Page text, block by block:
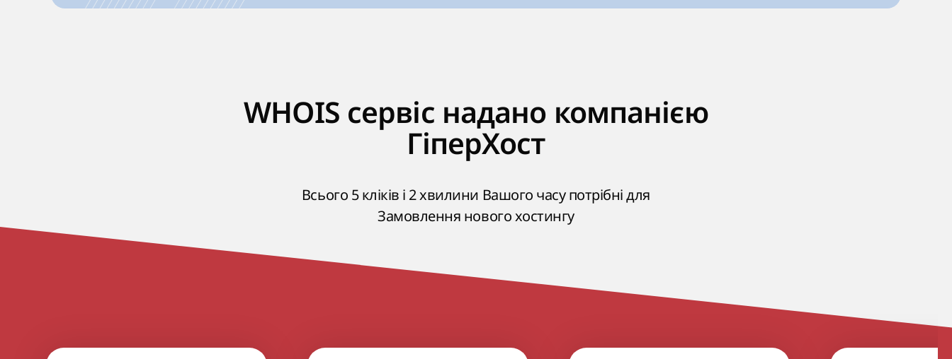
WHOIS cервіс надано компанією
ГіперХост
Всього 5 кліків і 2 хвилини Вашого часу потрібні для
Замовлення нового хостингу